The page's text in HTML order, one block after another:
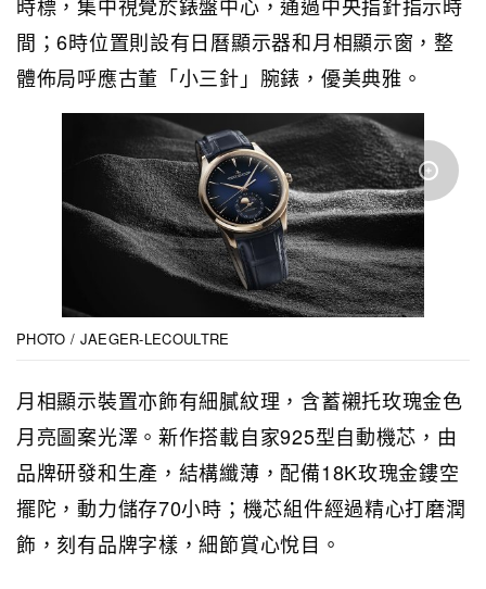
間；6時位置則設有日曆顯示器和月相顯示窗，整
體佈局呼應古董「小三針」腕錶，優美典雅。
PHOTO / JAEGER-LECOULTRE
月相顯示裝置亦飾有細膩紋理，含蓄襯托玫瑰金色
月亮圖案光澤。新作搭載自家925型自動機芯，由
品牌研發和生產，結構纖薄，配備18K玫瑰金鏤空
擺陀，動力儲存70小時；機芯組件經過精心打磨潤
飾，刻有品牌字樣，細節賞心悅目。